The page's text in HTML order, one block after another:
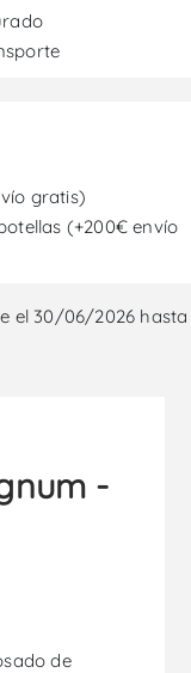
gratis)
(+200€ envío
el 30/06/2026 hasta
-
de